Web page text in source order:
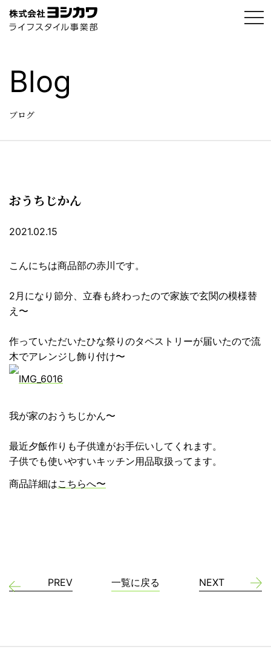
t
o
Blog
ブログ
おうちじかん
2021.02.15
こんにちは商品部の赤川です。
2月になり節分、立春も終わったので家族で玄関の模様替
え〜
作っていただいたひな祭りのタペストリーが届いたので流
木でアレンジし飾り付け〜
我が家のおうちじかん〜
最近夕飯作りも子供達がお手伝いしてくれます。
子供でも使いやすいキッチン用品取扱ってます。
商品詳細はこちらへ〜
PREV 一覧に戻る NEXT